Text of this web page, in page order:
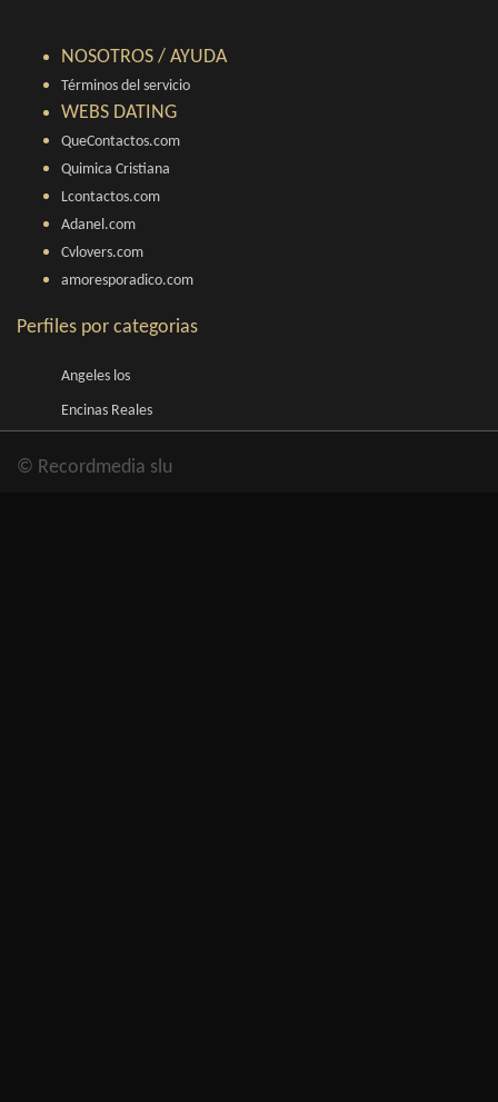
NOSOTROS / AYUDA
Términos del servicio
WEBS DATING
QueContactos.com
Quimica Cristiana
Lcontactos.com
Adanel.com
Cvlovers.com
amoresporadico.com
Perfiles por categorias
Angeles los
Encinas Reales
© Recordmedia slu